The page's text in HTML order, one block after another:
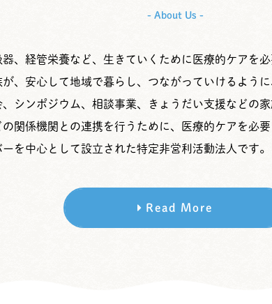
- About Us -
器、経管栄養など、生きていくために医療的ケアを
が、安心して地域で暮らし、つながっていけるよう
シンポジウム、相談事業、きょうだい支援などの家
の関係機関との連携を行うために、医療的ケアを必
を中心として設立された特定非営利活動法人です。
Read More